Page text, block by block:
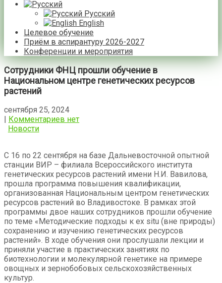
Русский
English
Целевое обучение
Приём в аспирантуру 2026-2027
Конференции и мероприятия
Сотрудники ФНЦ прошли обучение в
Национальном центре генетических ресурсов
растений
сентября 25, 2024
| Комментариев нет
Новости
С 16 по 22 сентября на базе Дальневосточной опытной
станции ВИР – филиала Всероссийского института
генетических ресурсов растений имени Н.И. Вавилова,
прошла программа повышения квалификации,
организованная Национальным центром генетических
ресурсов растений во Владивостоке. В рамках этой
программы двое наших сотрудников прошли обучение
по теме «Методические подходы к ex situ (вне природы)
сохранению и изучению генетических ресурсов
растений». В ходе обучения они прослушали лекции и
приняли участие в практических занятиях по
биотехнологии и молекулярной генетике на примере
овощных и зернобобовых сельскохозяйственных
культур.